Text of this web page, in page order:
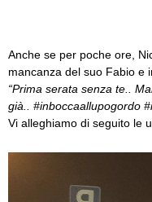
Anche se per poche ore,
mancanza del suo Fabio e
“Prima serata senza te..
già.. ‪#‎inboccaallupogordo‬
Vi alleghiamo di seguito le